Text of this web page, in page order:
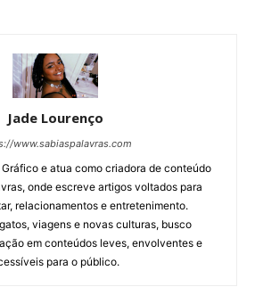
Jade Lourenço
www.sabiaspalavras.com
e atua como criadora de conteúdo
onde escreve artigos voltados para
relacionamentos e entretenimento.
viagens e novas culturas, busco
em conteúdos leves, envolventes e
para o público.